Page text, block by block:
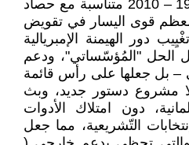
التي زرعها خلال الفترة 1956 – 2010 متناسبة مع حصاد
معظم قوى اليسار في تقويض
دور الهيمنة الإمبريالية
الحل "المُؤسّساتي"، ودعم
– بل جعلها على رأس قائمة
مشروع دستور جديد، وبث
دون امتلاك الأدوات
التّشريعية، مما جعل